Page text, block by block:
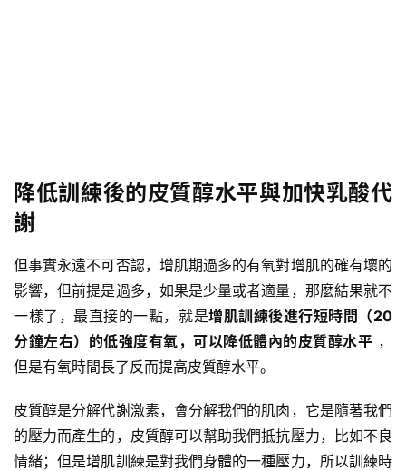
降低訓練後的皮質醇水平與加快乳酸代
謝
但事實永遠不可否認，增肌期過多的有氧對增肌的確有壞的
影響，但前提是過多，如果是少量或者適量，那麼結果就不
一樣了，最直接的一點，就是增肌訓練後進行短時間（20
分鐘左右）的低強度有氧，可以降低體內的皮質醇水平 ，
但是有氧時間長了反而提高皮質醇水平。
皮質醇是分解代謝激素，會分解我們的肌肉，它是隨著我們
的壓力而產生的，皮質醇可以幫助我們抵抗壓力，比如不良
情緒；但是增肌訓練是對我們身體的一種壓力，所以訓練時